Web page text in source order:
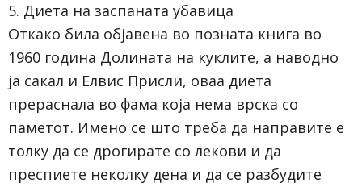
5. Диета на заспаната убавица
Откако била објавена во позната книга во
1960 година Долината на куклите, а наводно
ја сакал и Елвис Присли, оваа диета
прераснала во фама која нема врска со
паметот. Имено се што треба да направите е
толку да се дрогирате со лекови и да
преспиете неколку дена и да се разбудите